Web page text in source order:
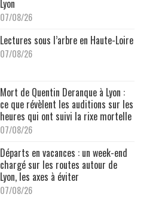
Lyon
07/08/26
Lectures sous l’arbre en Haute-Loire
07/08/26
Mort de Quentin Deranque à Lyon :
ce que révèlent les auditions sur les
heures qui ont suivi la rixe mortelle
07/08/26
Départs en vacances : un week-end
chargé sur les routes autour de
Lyon, les axes à éviter
07/08/26